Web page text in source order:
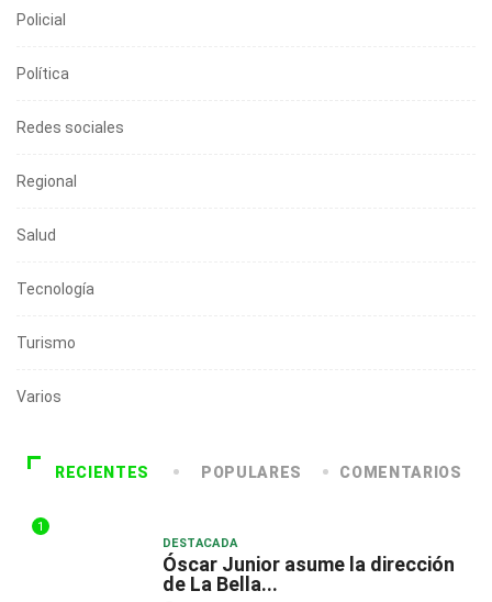
Policial
Política
Redes sociales
Regional
Salud
Tecnología
Turismo
Varios
RECIENTES POPULARES COMENTARIOS
1
DESTACADA
Óscar Junior asume la dirección
de La Bella...